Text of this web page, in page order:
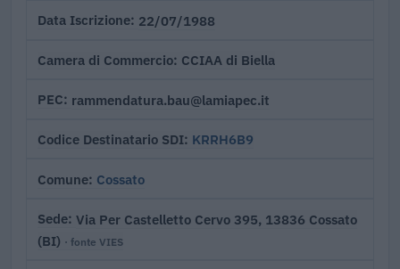
Data Iscrizione 22/07/1988
Camera di Commercio CCIAA di Biella
PEC rammendatura.bau@lamiapec.it
Codice Destinatario SDI KRRH6B9
Comune Cossato
Sede Via Per Castelletto Cervo 395, 13836 Cossato
(BI) · fonte VIES